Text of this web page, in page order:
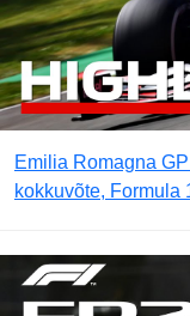
Emilia Romagna
kokkuvõte, Formula